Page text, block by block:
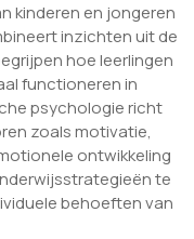
kinderen en jongeren
inzichten uit de
hoe leerlingen
functioneren in
psychologie richt
zoals motivatie,
ontwikkeling
te
behoeften van